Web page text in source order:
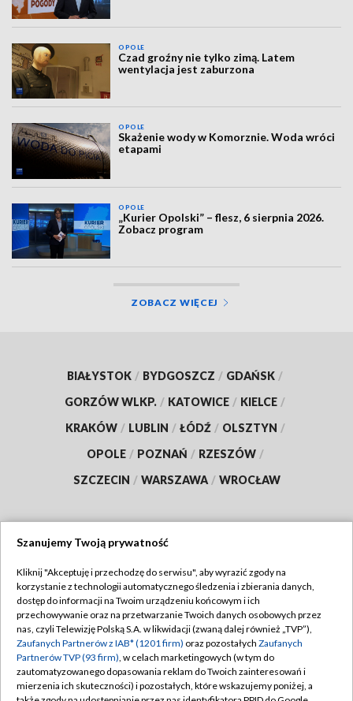
OPOLE
Czad groźny nie tylko zimą. Latem
wentylacja jest zaburzona
OPOLE
Skażenie wody w Komorznie. Woda wróci
etapami
OPOLE
„Kurier Opolski” – flesz, 6 sierpnia 2026.
Zobacz program
ZOBACZ WIĘCEJ
BIAŁYSTOK / BYDGOSZCZ / GDAŃSK /
GORZÓW WLKP. / KATOWICE / KIELCE /
KRAKÓW / LUBLIN / ŁÓDŹ / OLSZTYN /
OPOLE / POZNAŃ / RZESZÓW /
SZCZECIN / WARSZAWA / WROCŁAW
TVP
Abonament TVP
Emisja w TVP
Centrum informacji TVP
Naziemna Telewizja Cyfrowa
Regulamin TVP
Polityka prywatności
Moje zgody
Pomoc
Szanujemy Twoją prywatność
Kliknij "Akceptuję i przechodzę do serwisu", aby wyrazić zgody na
korzystanie z technologii automatycznego śledzenia i zbierania danych,
dostęp do informacji na Twoim urządzeniu końcowym i ich
przechowywanie oraz na przetwarzanie Twoich danych osobowych przez
nas, czyli Telewizję Polską S.A. w likwidacji (zwaną dalej również „TVP”),
Zaufanych Partnerów z IAB* (1201 firm) oraz pozostałych Zaufanych
Partnerów TVP (93 firm), w celach marketingowych (w tym do
zautomatyzowanego dopasowania reklam do Twoich zainteresowań i
mierzenia ich skuteczności) i pozostałych, które wskazujemy poniżej, a